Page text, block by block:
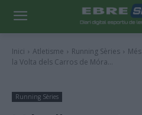
Inici Atletisme Running Sèries
la Volta dels Carros de Móra...
Running Sèries